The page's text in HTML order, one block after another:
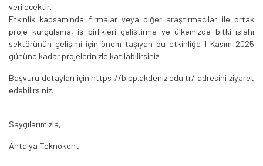
verilecektir.
Etkinlik kapsamında firmalar veya diğer araştırmacılar ile ortak
proje kurgulama, iş birlikleri geliştirme ve ülkemizde bitki ıslahı
sektörünün gelişimi için önem taşıyan bu etkinliğe 1 Kasım 2025
gününe kadar projelerinizle katılabilirsiniz.
Başvuru detayları için https://bipp.akdeniz.edu.tr/ adresini ziyaret
edebilirsiniz.
Saygılarımızla,
Antalya Teknokent